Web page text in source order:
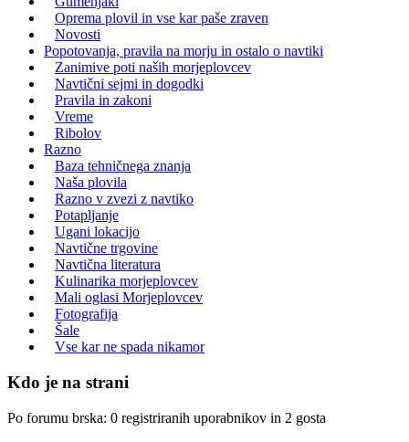
Oprema plovil in vse kar paše zraven
Novosti
Popotovanja, pravila na morju in ostalo o navtiki
Zanimive poti naših morjeplovcev
Navtični sejmi in dogodki
Pravila in zakoni
Vreme
Ribolov
Razno
Baza tehničnega znanja
Naša plovila
Razno v zvezi z navtiko
Potapljanje
Ugani lokacijo
Navtične trgovine
Navtična literatura
Kulinarika morjeplovcev
Mali oglasi Morjeplovcev
Fotografija
Šale
Vse kar ne spada nikamor
Kdo je na strani
Po forumu brska: 0 registriranih uporabnikov in 2 gosta